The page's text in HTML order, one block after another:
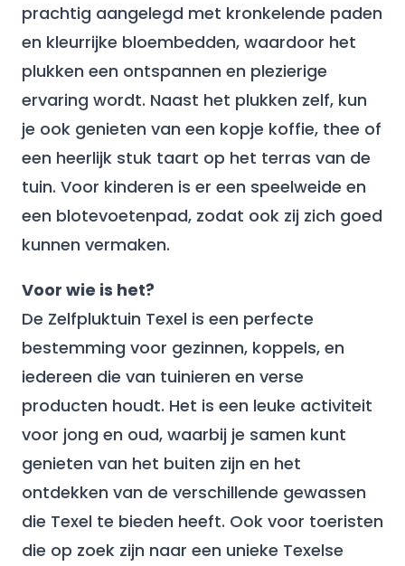
prachtig aangelegd met kronkelende paden
en kleurrijke bloembedden, waardoor het
plukken een ontspannen en plezierige
ervaring wordt. Naast het plukken zelf, kun
je ook genieten van een kopje koffie, thee of
een heerlijk stuk taart op het terras van de
tuin. Voor kinderen is er een speelweide en
een blotevoetenpad, zodat ook zij zich goed
kunnen vermaken.
Voor wie is het?
De Zelfpluktuin Texel is een perfecte
bestemming voor gezinnen, koppels, en
iedereen die van tuinieren en verse
producten houdt. Het is een leuke activiteit
voor jong en oud, waarbij je samen kunt
genieten van het buiten zijn en het
ontdekken van de verschillende gewassen
die Texel te bieden heeft. Ook voor toeristen
die op zoek zijn naar een unieke Texelse